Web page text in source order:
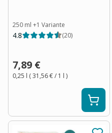
250 ml +1 Variante
4.8 (20)
7,89 €
0,25 l (31,56 €/ 1 l )